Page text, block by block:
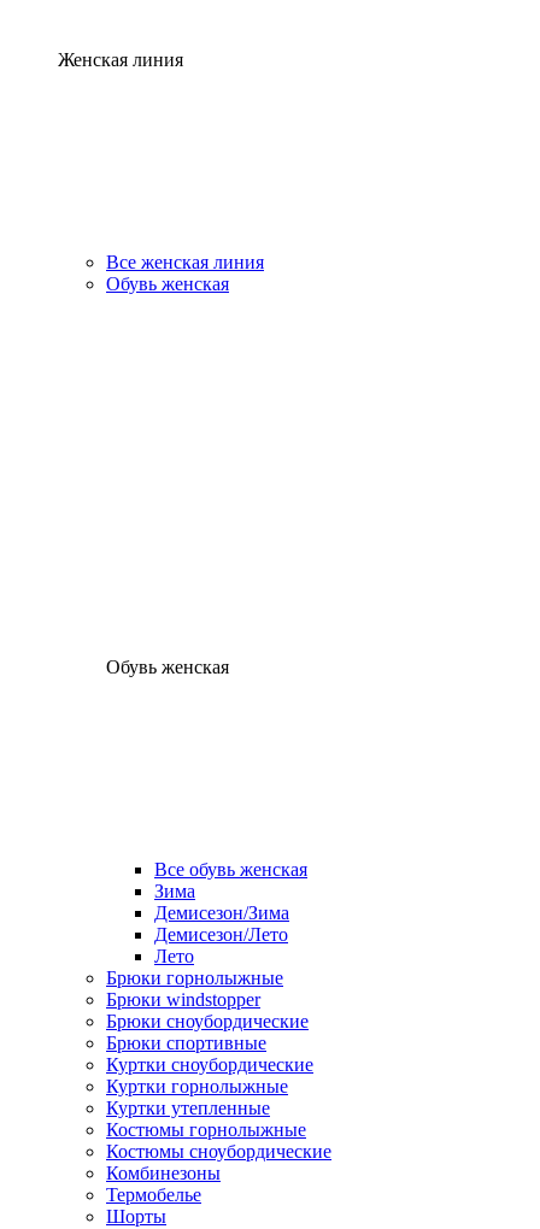
Женская линия
Все женская линия
Обувь женская
Обувь женская
Все обувь женская
Зима
Демисезон/Зима
Демисезон/Лето
Лето
Брюки горнолыжные
Брюки windstopper
Брюки сноубордические
Брюки спортивные
Куртки сноубордические
Куртки горнолыжные
Куртки утепленные
Костюмы горнолыжные
Костюмы сноубордические
Комбинезоны
Термобелье
Шорты